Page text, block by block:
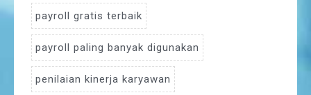
payroll gratis terbaik
payroll paling banyak digunakan
penilaian kinerja karyawan